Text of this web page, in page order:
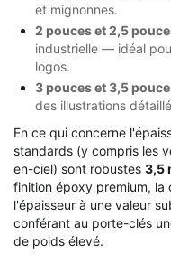
et mignonnes.
2 pouces et 2,5
industrielle — idéal
logos.
3 pouces et 3,5
des illustrations
En ce qui concerne
standards (y compris les
en-ciel) sont robustes 3,5
finition époxy premium, la
l'épaisseur à une valeur
conférant au porte-clés
de poids élevé.